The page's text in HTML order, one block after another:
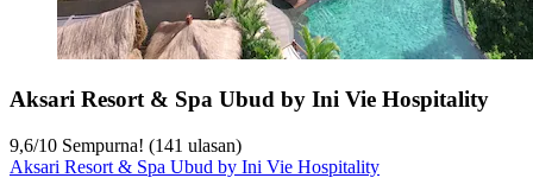
Aksari Resort & Spa Ubud by Ini Vie Hospitality
9,6/10 Sempurna! (141 ulasan)
Aksari Resort & Spa Ubud by Ini Vie Hospitality